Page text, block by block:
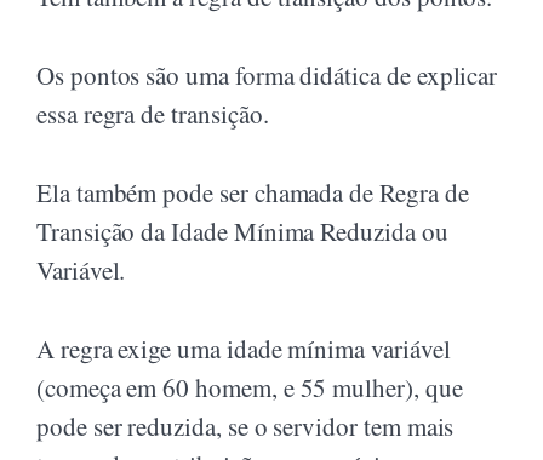
Os pontos são uma forma didática de explicar
essa regra de transição.
Ela também pode ser chamada de Regra de
Transição da Idade Mínima Reduzida ou
Variável.
A regra exige uma idade mínima variável
(começa em 60 homem, e 55 mulher), que
pode ser reduzida, se o servidor tem mais